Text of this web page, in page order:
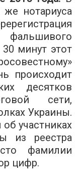
нотариуса
минут этот
происходит
десятков
сети,
Украины.
участниках
из реестра
фамилии
цифр.